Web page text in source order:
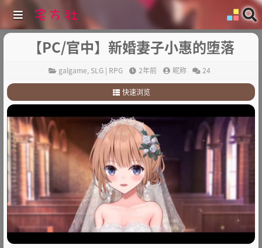
【PC/官中】新婚妻子小惠的堕落
galgame, SLG | RPG 2年前 昵称 24
快速浏览
1.游戏剧情
2.其他